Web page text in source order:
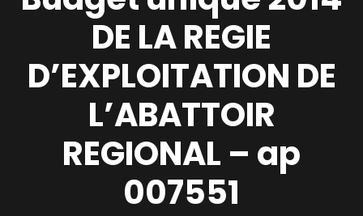
DE LA REGIE
D’EXPLOITATION DE
L’ABATTOIR
REGIONAL – ap
007551